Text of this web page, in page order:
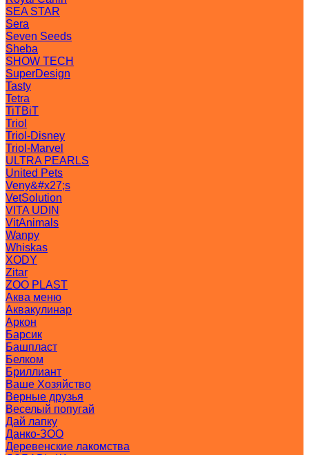
SEA STAR
Sera
Seven Seeds
Sheba
SHOW TECH
SuperDesign
Tasty
Tetra
TiTBiT
Triol
Triol-Disney
Triol-Marvel
ULTRA PEARLS
United Pets
Veny&#x27;s
VetSolution
VITA UDIN
VitAnimals
Wanpy
Whiskas
XODY
Zitar
ZOO PLAST
Аква меню
Аквакулинар
Аркон
Барсик
Башпласт
Белком
Бриллиант
Ваше Хозяйство
Верные друзья
Веселый попугай
Дай лапку
Данко-ЗОО
Деревенские лакомства